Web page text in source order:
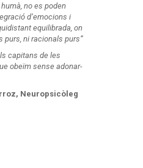
no es poden
d’emocions i
equilibrada, on
purs, ni racionals purs”
capitans de les
obeïm sense adonar-
Neuropsicòleg